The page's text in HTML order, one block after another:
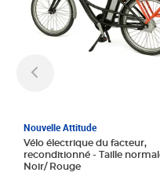
Nouvelle Attitude
Vélo électrique du facteur,
reconditionné - Taille normale -
Noir/ Rouge